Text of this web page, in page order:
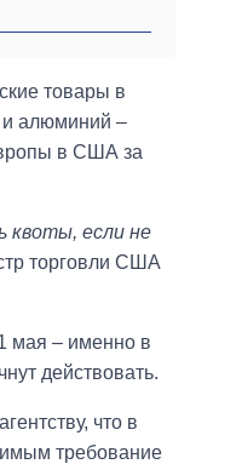
товары в
и алюминий –
в США за
квоты, если не
торговли США
мая – именно в
действовать.
что в
требование